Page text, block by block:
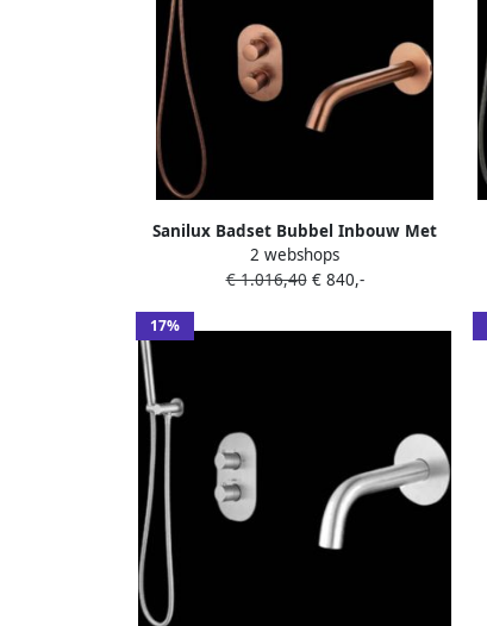
Sanilux Badset Bubbel Inbouw Met
Box Thermostaat Brons
2 webshops
€ 1.016,40€ 840,-
17%